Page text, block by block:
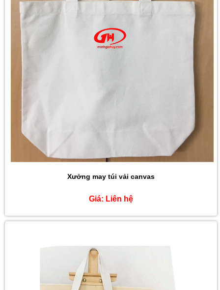
Xưởng may túi vải canvas
Giá: Liên hệ